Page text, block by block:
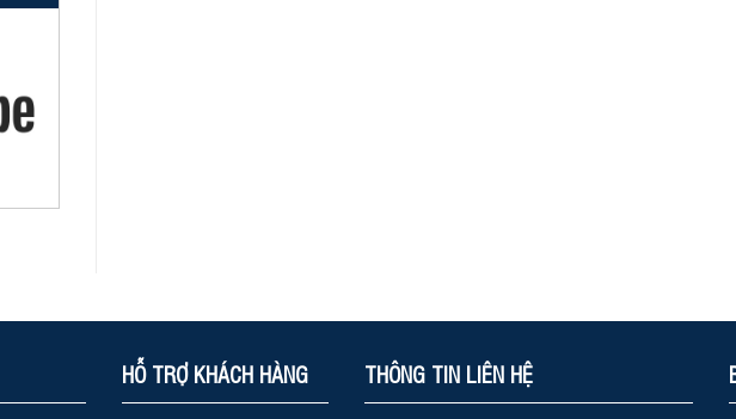
HỖ TRỢ KHÁCH HÀNG THÔNG TIN LIÊN HỆ